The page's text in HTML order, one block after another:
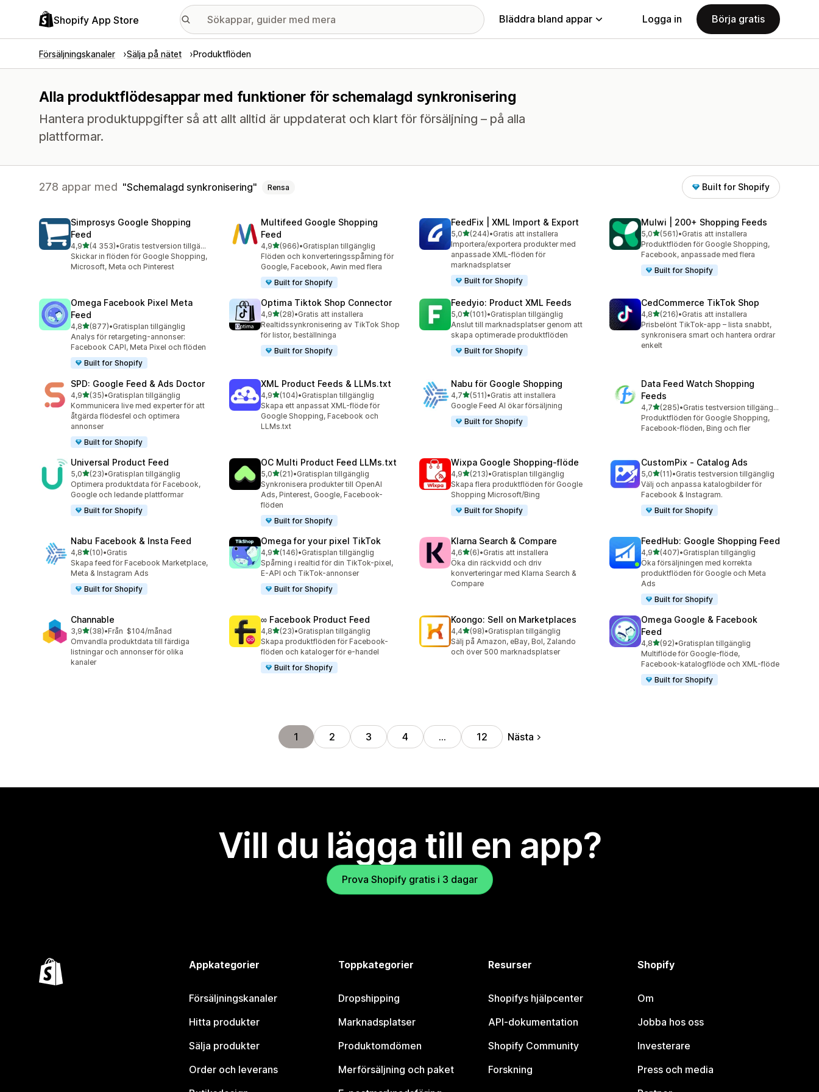
Shopify App Store Bläddra bland appar Logga in Börja gratis
Försäljningskanaler Sälja på nätet Produktflöden
Alla produktflödesappar med funktioner för schemalagd synkronisering
Hantera produktuppgifter så att allt alltid är uppdaterat och klart för försäljning – på alla
plattformar.
278 appar med Schemalagd synkronisering Rensa Built for Shopify
Simprosys Google Shopping
Feed
4,9av 5 stjärnor
(4 353)
4353 recensioner totalt
•
Gratis testversion tillgänglig
Skickar in flöden för Google Shopping,
Microsoft, Meta och Pinterest
Multifeed Google Shopping
Feed
4,9av 5 stjärnor
(966)
966 recensioner totalt
•Gratisplan tillgänglig
Flöden och konverteringsspårning för
Google, Facebook, Awin med flera
Built for Shopify
FeedFix | XML Import & Export
5,0av 5 stjärnor
(244)
244 recensioner totalt
•Gratis att installera
Importera/exportera produkter med
anpassade XML-flöden för
marknadsplatser
Built for Shopify
Mulwi | 200+ Shopping Feeds
5,0av 5 stjärnor
(561)
561 recensioner totalt
•Gratis att installera
Produktflöden för Google Shopping,
Facebook, anpassade med flera
Built for Shopify
Omega Facebook Pixel Meta
Feed
4,8av 5 stjärnor
(877)
877 recensioner totalt
•Gratisplan tillgänglig
Analys för retargeting-annonser:
Facebook CAPI, Meta Pixel och flöden
Built for Shopify
Optima Tiktok Shop Connector
4,9av 5 stjärnor
(28)
28 recensioner totalt
•Gratis att installera
Realtidssynkronisering av TikTok Shop
för listor, beställninga
Built for Shopify
Feedyio: Product XML Feeds
5,0av 5 stjärnor
(101)
101 recensioner totalt
•Gratisplan tillgänglig
Anslut till marknadsplatser genom att
skapa optimerade produktflöden
Built for Shopify
CedCommerce TikTok Shop
4,8av 5 stjärnor
(216)
216 recensioner totalt
•Gratis att installera
Prisbelönt TikTok-app – lista snabbt,
synkronisera smart och hantera ordrar
enkelt
SPD: Google Feed & Ads Doctor
4,9av 5 stjärnor
(35)
35 recensioner totalt
•Gratisplan tillgänglig
Kommunicera live med experter för att
åtgärda flödesfel och optimera
annonser
Built for Shopify
XML Product Feeds & LLMs.txt
4,9av 5 stjärnor
(104)
104 recensioner totalt
•Gratisplan tillgänglig
Skapa ett anpassat XML-flöde för
Google Shopping, Facebook och
LLMs.txt
Nabu för Google Shopping
4,7av 5 stjärnor
(511)
511 recensioner totalt
•Gratis att installera
Google Feed AI ökar försäljning
Built for Shopify
Data Feed Watch Shopping
Feeds
4,7av 5 stjärnor
(285)
285 recensioner totalt
•
Gratis testversion tillgänglig
Produktflöden för Google Shopping,
Facebook-flöden, Bing och fler
Universal Product Feed
5,0av 5 stjärnor
(23)
23 recensioner totalt
•Gratisplan tillgänglig
Optimera produktdata för Facebook,
Google och ledande plattformar
Built for Shopify
OC Multi Product Feed LLMs.txt
5,0av 5 stjärnor
(21)
21 recensioner totalt
•Gratisplan tillgänglig
Synkronisera produkter till OpenAI
Ads, Pinterest, Google, Facebook-
flöden
Built for Shopify
Wixpa Google Shopping‑flöde
4,9av 5 stjärnor
(213)
213 recensioner totalt
•Gratisplan tillgänglig
Skapa flera produktflöden för Google
Shopping Microsoft/Bing
Built for Shopify
CustomPix ‑ Catalog Ads
5,0av 5 stjärnor
(11)
11 recensioner totalt
•Gratis testversion tillgänglig
Välj och anpassa katalogbilder för
Facebook & Instagram.
Built for Shopify
Nabu Facebook & Insta Feed
4,8av 5 stjärnor
(10)
10 recensioner totalt
•Gratis
Skapa feed för Facebook Marketplace,
Meta & Instagram Ads
Built for Shopify
Omega for your pixel TikTok
4,9av 5 stjärnor
(146)
146 recensioner totalt
•Gratisplan tillgänglig
Spårning i realtid för din TikTok-pixel,
E-API och TikTok-annonser
Built for Shopify
Klarna Search & Compare
4,6av 5 stjärnor
(6)
6 recensioner totalt
•Gratis att installera
Öka din räckvidd och driv
konverteringar med Klarna Search &
Compare
FeedHub: Google Shopping Feed
4,9av 5 stjärnor
(407)
407 recensioner totalt
•Gratisplan tillgänglig
Öka försäljningen med korrekta
produktflöden för Google och Meta
Ads
Built for Shopify
Channable
3,9av 5 stjärnor
(38)
38 recensioner totalt
•Från $104/månad
Omvandla produktdata till färdiga
listningar och annonser för olika
kanaler
∞ Facebook Product Feed
4,8av 5 stjärnor
(23)
23 recensioner totalt
•Gratisplan tillgänglig
Skapa produktflöden för Facebook-
flöden och kataloger för e-handel
Built for Shopify
Koongo: Sell on Marketplaces
4,4av 5 stjärnor
(98)
98 recensioner totalt
•Gratisplan tillgänglig
Sälj på Amazon, eBay, Bol, Zalando
och över 500 marknadsplatser
Omega Google & Facebook
Feed
4,8av 5 stjärnor
(92)
92 recensioner totalt
•Gratisplan tillgänglig
Multiflöde för Google-flöde,
Facebook-katalogflöde och XML-flöde
Built for Shopify
1 2 3 4 … 12 Nästa
Vill du lägga till en app?
Prova Shopify gratis i 3 dagar
Appkategorier
Försäljningskanaler
Hitta produkter
Sälja produkter
Order och leverans
Toppkategorier
Dropshipping
Marknadsplatser
Produktomdömen
Merförsäljning och paket
Resurser
Shopifys hjälpcenter
API-dokumentation
Shopify Community
Forskning
Shopify
Om
Jobba hos oss
Investerare
Press och media